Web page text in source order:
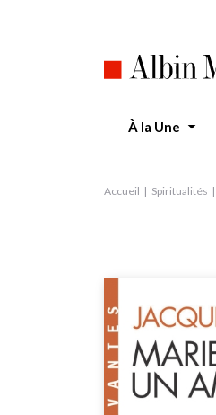
À la Une
Accueil Spiritualités